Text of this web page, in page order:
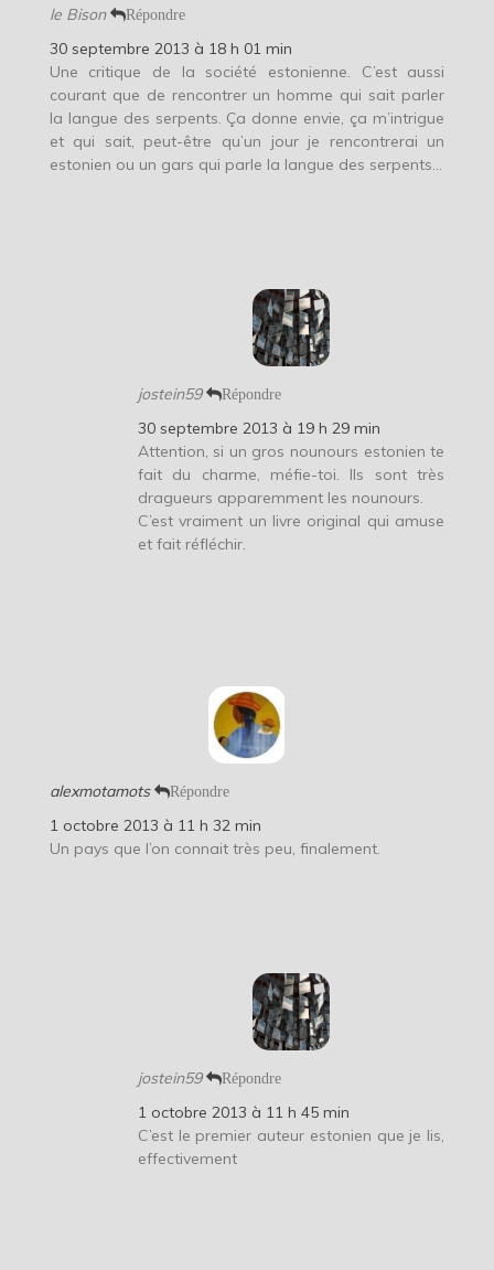
le Bison Répondre
30 septembre 2013 à 18 h 01 min
Une critique de la société estonienne. C’est aussi
courant que de rencontrer un homme qui sait parler
la langue des serpents. Ça donne envie, ça m’intrigue
et qui sait, peut-être qu’un jour je rencontrerai un
estonien ou un gars qui parle la langue des serpents…
jostein59 Répondre
30 septembre 2013 à 19 h 29 min
Attention, si un gros nounours estonien te
fait du charme, méfie-toi. Ils sont très
dragueurs apparemment les nounours.
C’est vraiment un livre original qui amuse
et fait réfléchir.
alexmotamots Répondre
1 octobre 2013 à 11 h 32 min
Un pays que l’on connait très peu, finalement.
jostein59 Répondre
1 octobre 2013 à 11 h 45 min
C’est le premier auteur estonien que je lis,
effectivement